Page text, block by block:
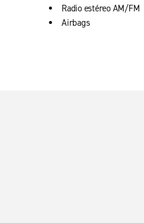
Radio estéreo AM/FM
Airbags